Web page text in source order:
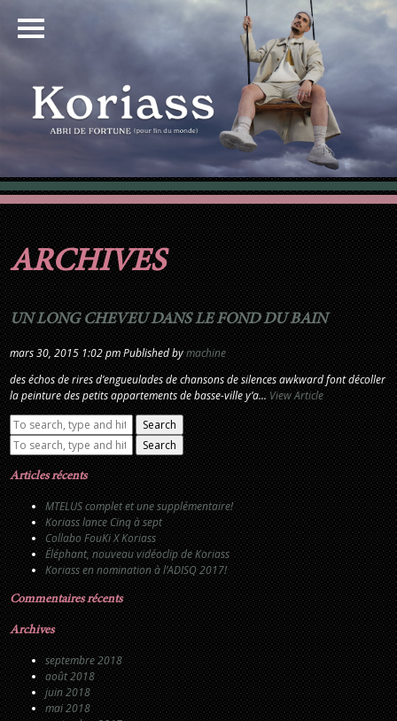
ARCHIVES
UN LONG CHEVEU DANS LE FOND DU BAIN
mars 30, 2015 1:02 pmPublished bymachine
des échos de rires d’engueulades de chansons de silences awkward font décoller
la peinture des petits appartements de basse-ville y’a... View Article
Search
Search
Articles récents
MTELUS complet et une supplémentaire!
Koriass lance Cinq à sept
Collabo FouKi X Koriass
Éléphant, nouveau vidéoclip de Koriass
Koriass en nomination à l’ADISQ 2017!
Commentaires récents
Archives
septembre 2018
août 2018
juin 2018
mai 2018